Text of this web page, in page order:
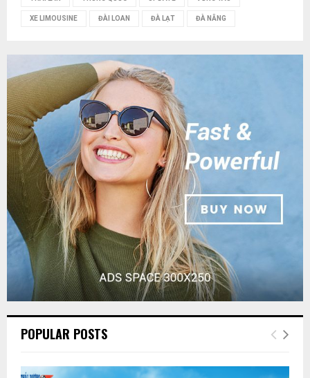
XE LIMOUSINE ĐÀI LOAN ĐÀ LẠT ĐÀ NẴNG
POPULAR POSTS